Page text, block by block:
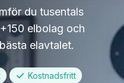
du tusentals
elbolag och
elavtalet.
Kostnadsfritt